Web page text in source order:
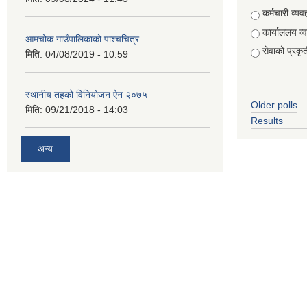
आमचोक गाउँपालिकाको पाश्चचित्र
मिति: 04/08/2019 - 10:59
स्थानीय तहको विनियोजन ऐन २०७५
मिति: 09/21/2018 - 14:03
अन्य
Choices
कर्मचारी
कार्याललय
सेवाको
Older polls
Results